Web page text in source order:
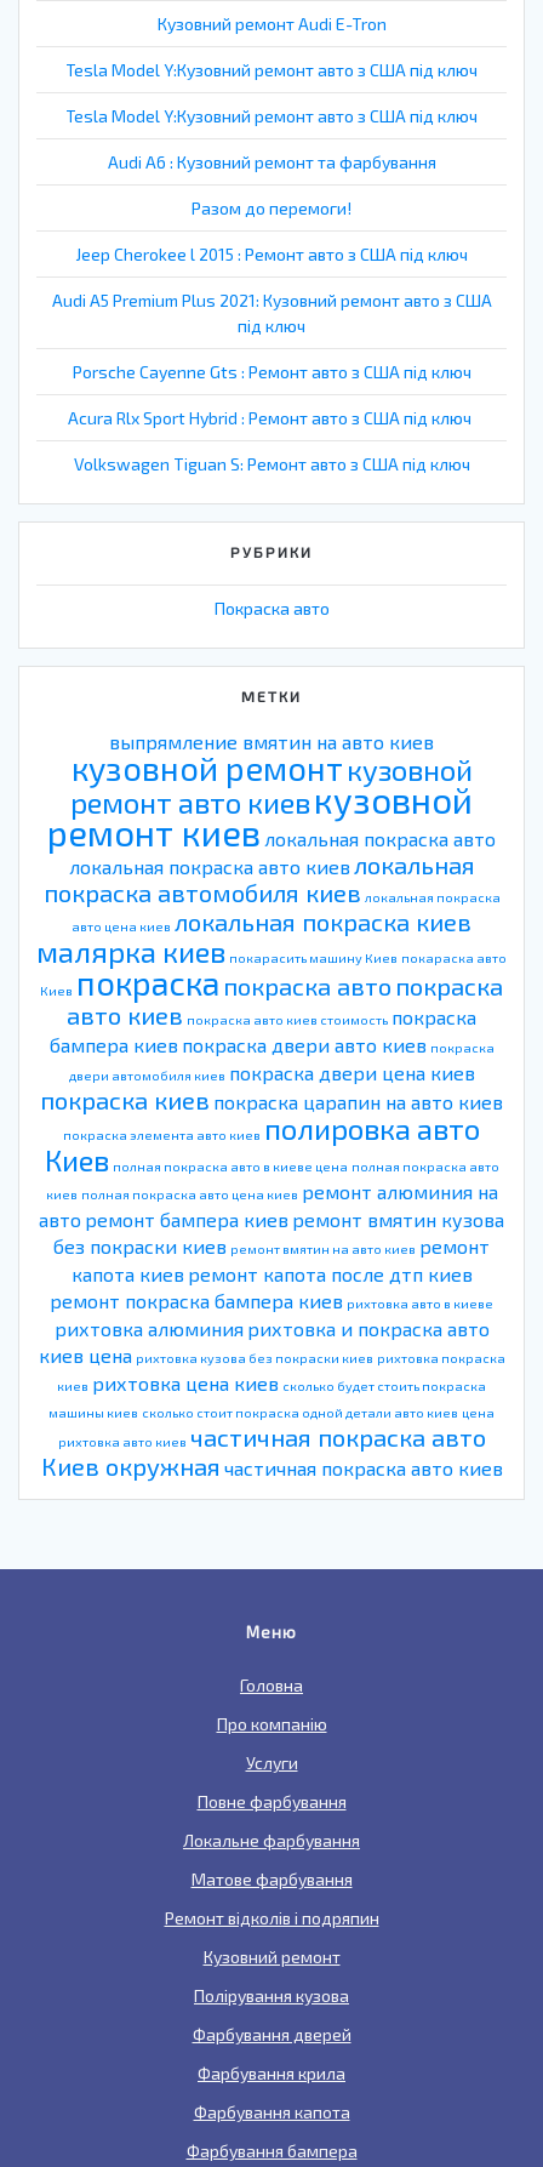
Кузовний ремонт Audi E-Tron
Tesla Model Y:Кузовний ремонт авто з США під ключ
Tesla Model Y:Кузовний ремонт авто з США під ключ
Audi A6 : Кузовний ремонт та фарбування
Разом до перемоги!
Jeep Cherokee l 2015 : Ремонт авто з США під ключ
Audi A5 Premium Plus 2021: Кузовний ремонт авто з США
під ключ
Porsche Cayenne Gts : Ремонт авто з США під ключ
Acura Rlx Sport Hybrid : Ремонт авто з США під ключ
Volkswagen Tiguan S: Ремонт авто з США під ключ
РУБРИКИ
Покраска авто
МЕТКИ
выпрямление вмятин на авто киев
кузовной ремонт кузовной
ремонт авто киев кузовной
ремонт киев локальная покраска авто
локальная покраска авто киев локальная
покраска автомобиля киев локальная покраска
авто цена киев локальная покраска киев
малярка киев покарасить машину Киев покараска авто
Киев покраска покраска авто покраска
авто киев покраска авто киев стоимость покраска
бампера киев покраска двери авто киев покраска
двери автомобиля киев покраска двери цена киев
покраска киев покраска царапин на авто киев
покраска элемента авто киев полировка авто
Киев полная покраска авто в киеве цена полная покраска авто
киев полная покраска авто цена киев ремонт алюминия на
авто ремонт бампера киев ремонт вмятин кузова
без покраски киев ремонт вмятин на авто киев ремонт
капота киев ремонт капота после дтп киев
ремонт покраска бампера киев рихтовка авто в киеве
рихтовка алюминия рихтовка и покраска авто
киев цена рихтовка кузова без покраски киев рихтовка покраска
киев рихтовка цена киев сколько будет стоить покраска
машины киев сколько стоит покраска одной детали авто киев цена
рихтовка авто киев частичная покраска авто
Киев окружная частичная покраска авто киев
Меню
Головна
Про компанію
Услуги
Повне фарбування
Локальне фарбування
Матове фарбування
Ремонт відколів і подряпин
Кузовний ремонт
Полірування кузова
Фарбування дверей
Фарбування крила
Фарбування капота
Фарбування бампера